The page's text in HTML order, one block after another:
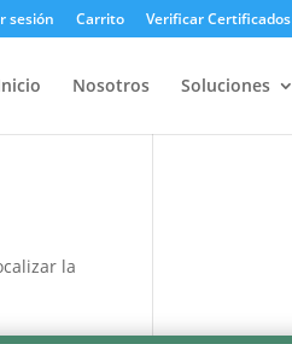
sesión Carrito Verificar Certificados
Nosotros Soluciones
la